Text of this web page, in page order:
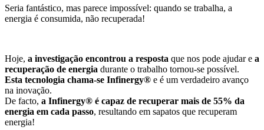
Seria fantástico, mas parece impossível: quando se trabalha, a
energia é consumida, não recuperada!
Hoje, a investigação encontrou a resposta que nos pode ajudar e a
recuperação de energia durante o trabalho tornou-se possível.
Esta tecnologia chama-se Infinergy® e é um verdadeiro avanço
na inovação.
De facto, a Infinergy® é capaz de recuperar mais de 55% da
energia em cada passo, resultando em sapatos que recuperam
energia!